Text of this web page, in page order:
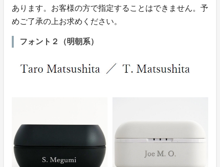
あります。お客様の方で指定することはできません。予
めご了承の上お求めください。
フォント２（明朝系）